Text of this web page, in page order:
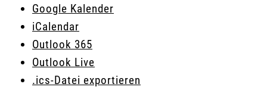
Google Kalender
iCalendar
Outlook 365
Outlook Live
.ics-Datei exportieren